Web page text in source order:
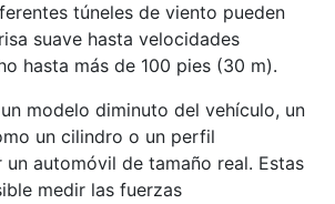
túneles de viento pueden
suave hasta velocidades
hasta más de 100 pies (30 m).
modelo diminuto del vehículo, un
un cilindro o un perfil
automóvil de tamaño real. Estas
medir las fuerzas